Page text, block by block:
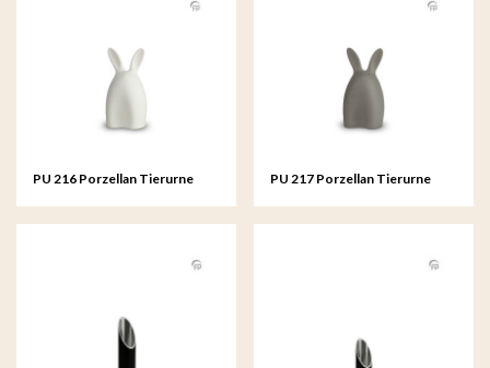
PU 216 Porzellan Tierurne PU 217 Porzellan Tierurne